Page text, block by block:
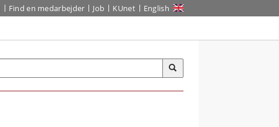
Find en medarbejder Job KUnet English